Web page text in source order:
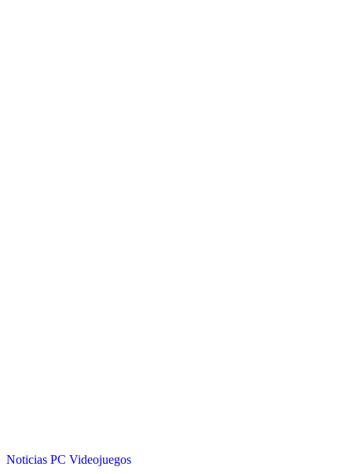
Noticias PC Videojuegos